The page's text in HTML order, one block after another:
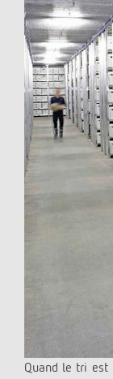
Quand le tri est